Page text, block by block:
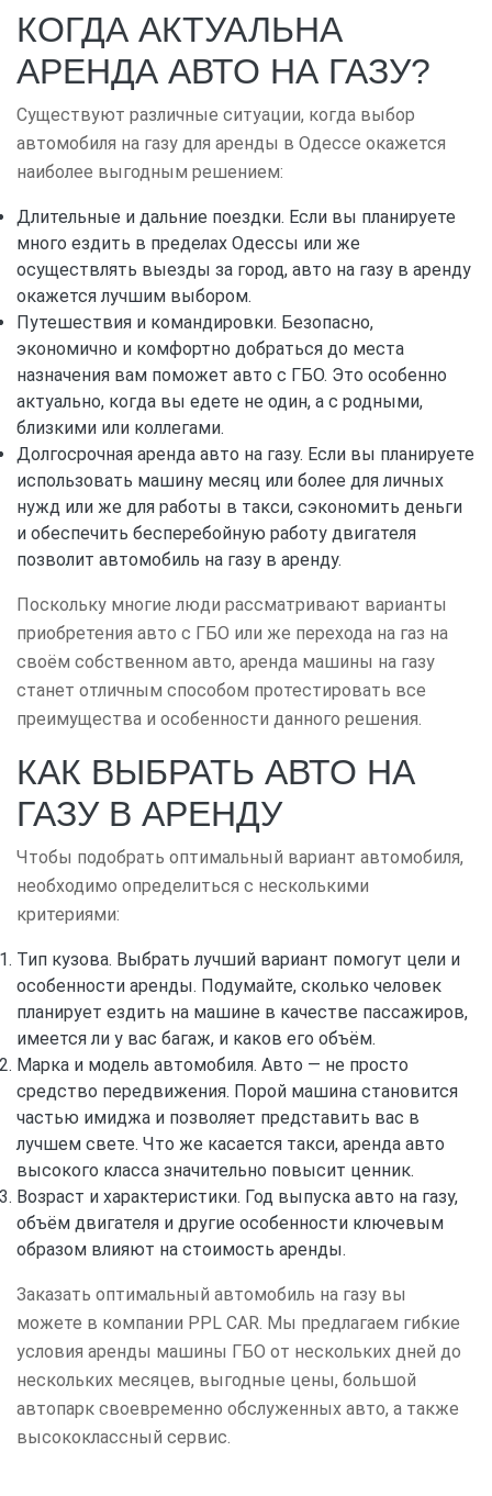
КОГДА АКТУАЛЬНА
АРЕНДА АВТО НА ГАЗУ?
Существуют различные ситуации, когда выбор
автомобиля на газу для аренды в Одессе окажется
наиболее выгодным решением:
Длительные и дальние поездки. Если вы планируете
много ездить в пределах Одессы или же
осуществлять выезды за город, авто на газу в аренду
окажется лучшим выбором.
Путешествия и командировки. Безопасно,
экономично и комфортно добраться до места
назначения вам поможет авто с ГБО. Это особенно
актуально, когда вы едете не один, а с родными,
близкими или коллегами.
Долгосрочная аренда авто на газу. Если вы планируете
использовать машину месяц или более для личных
нужд или же для работы в такси, сэкономить деньги
и обеспечить бесперебойную работу двигателя
позволит автомобиль на газу в аренду.
Поскольку многие люди рассматривают варианты
приобретения авто с ГБО или же перехода на газ на
своём собственном авто, аренда машины на газу
станет отличным способом протестировать все
преимущества и особенности данного решения.
КАК ВЫБРАТЬ АВТО НА
ГАЗУ В АРЕНДУ
Чтобы подобрать оптимальный вариант автомобиля,
необходимо определиться с несколькими
критериями:
Тип кузова. Выбрать лучший вариант помогут цели и
особенности аренды. Подумайте, сколько человек
планирует ездить на машине в качестве пассажиров,
имеется ли у вас багаж, и каков его объём.
Марка и модель автомобиля. Авто — не просто
средство передвижения. Порой машина становится
частью имиджа и позволяет представить вас в
лучшем свете. Что же касается такси, аренда авто
высокого класса значительно повысит ценник.
Возраст и характеристики. Год выпуска авто на газу,
объём двигателя и другие особенности ключевым
образом влияют на стоимость аренды.
Заказать оптимальный автомобиль на газу вы
можете в компании PPL CAR. Мы предлагаем гибкие
условия аренды машины ГБО от нескольких дней до
нескольких месяцев, выгодные цены, большой
автопарк своевременно обслуженных авто, а также
высококлассный сервис.